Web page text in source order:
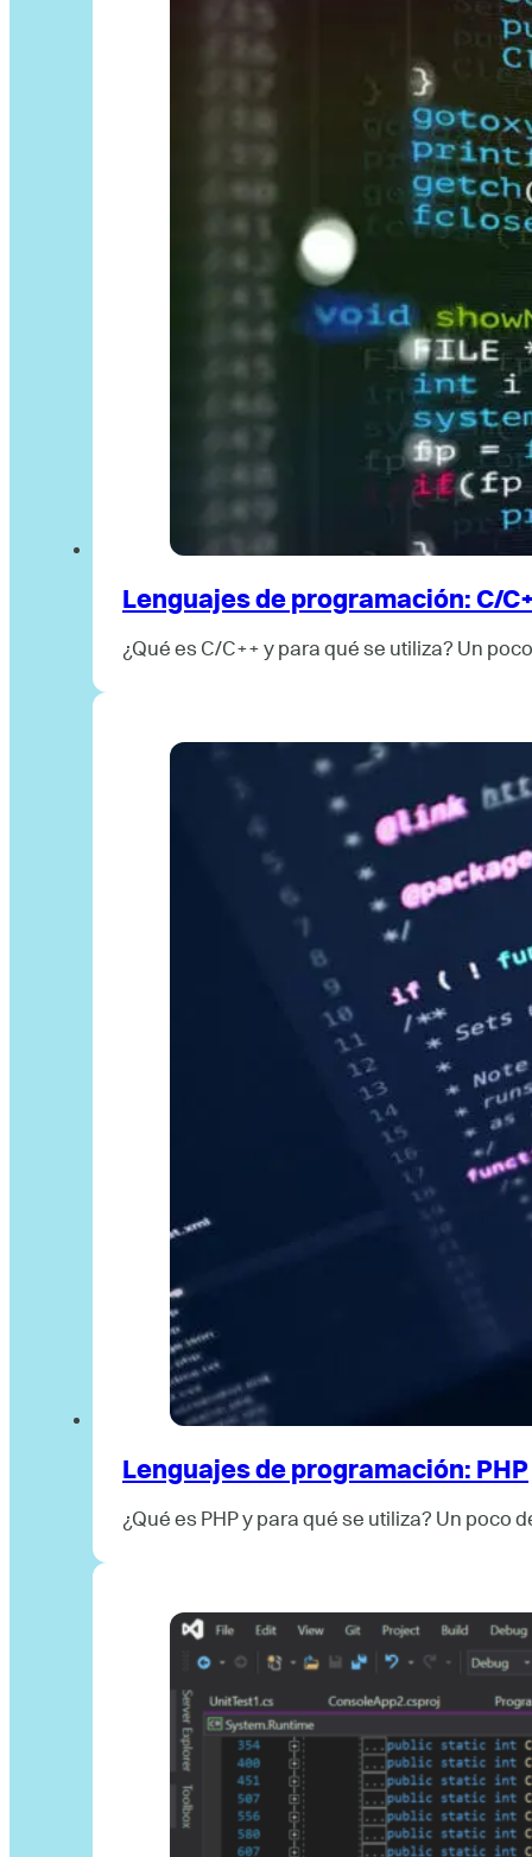
Lenguajes de programación: C/
¿Qué es C/C++ y para qué se utiliza? Un
Lenguajes de programación: PHP
¿Qué es PHP y para qué se utiliza? Un